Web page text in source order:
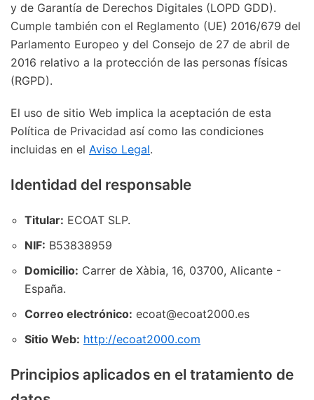
y de Garantía de Derechos Digitales (LOPD GDD).
Cumple también con el Reglamento (UE) 2016/679 del
Parlamento Europeo y del Consejo de 27 de abril de
2016 relativo a la protección de las personas físicas
(RGPD).
El uso de sitio Web implica la aceptación de esta
Política de Privacidad así como las condiciones
incluidas en el Aviso Legal.
Identidad del responsable
Titular: ECOAT SLP.
NIF: B53838959
Domicilio: Carrer de Xàbia, 16, 03700, Alicante -
España.
Correo electrónico: ecoat@ecoat2000.es
Sitio Web: http://ecoat2000.com
Principios aplicados en el tratamiento de